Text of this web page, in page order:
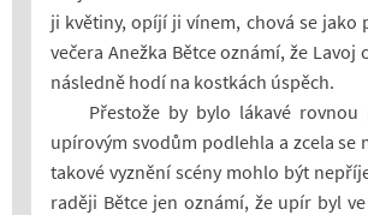
ji kvě­tiny, opíjí ji vínem, chová se jako
ve­čera Anežka Bětce oznámí, že Lavoj
ná­sledně hodí na kost­kách úspěch.
Přes­tože by bylo lá­kavé rov­nou
upí­ro­vým svo­dům pod­lehla a zcela se
ta­kové vy­znění scény mohlo být
ra­ději Bětce jen oznámí, že upír byl ve